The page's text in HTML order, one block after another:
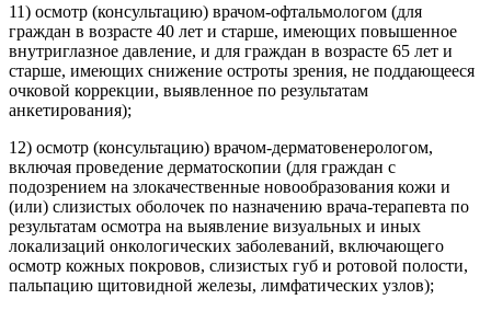
11) осмотр (консультацию) врачом-офтальмологом (для
граждан в возрасте 40 лет и старше, имеющих повышенное
внутриглазное давление, и для граждан в возрасте 65 лет и
старше, имеющих снижение остроты зрения, не поддающееся
очковой коррекции, выявленное по результатам
анкетирования);
12) осмотр (консультацию) врачом-дерматовенерологом,
включая проведение дерматоскопии (для граждан с
подозрением на злокачественные новообразования кожи и
(или) слизистых оболочек по назначению врача-терапевта по
результатам осмотра на выявление визуальных и иных
локализаций онкологических заболеваний, включающего
осмотр кожных покровов, слизистых губ и ротовой полости,
пальпацию щитовидной железы, лимфатических узлов);